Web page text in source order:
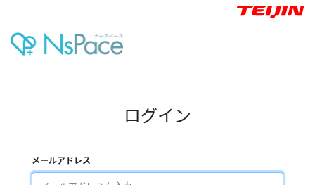
ログイン
メールアドレス